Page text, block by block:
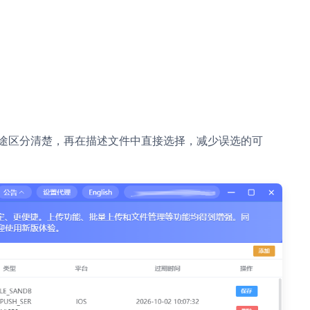
区分清楚，再在描述文件中直接选择，减少误选的可